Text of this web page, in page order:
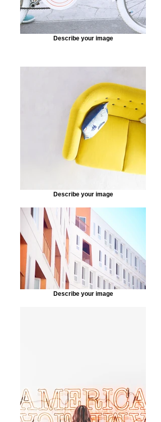
Describe your image
Describe your image
Describe your image